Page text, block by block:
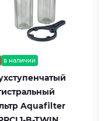
в наличии
Aquafilter